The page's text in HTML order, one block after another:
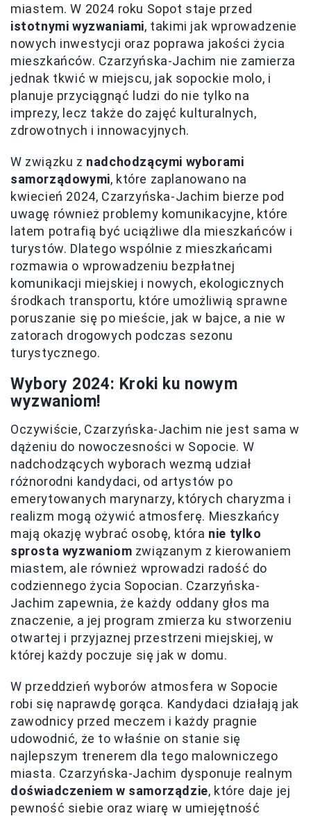
miastem. W 2024 roku Sopot staje przed
istotnymi wyzwaniami, takimi jak wprowadzenie
nowych inwestycji oraz poprawa jakości życia
mieszkańców. Czarzyńska-Jachim nie zamierza
jednak tkwić w miejscu, jak sopockie molo, i
planuje przyciągnąć ludzi do nie tylko na
imprezy, lecz także do zajęć kulturalnych,
zdrowotnych i innowacyjnych.
W związku z nadchodzącymi wyborami
samorządowymi, które zaplanowano na
kwiecień 2024, Czarzyńska-Jachim bierze pod
uwagę również problemy komunikacyjne, które
latem potrafią być uciążliwe dla mieszkańców i
turystów. Dlatego wspólnie z mieszkańcami
rozmawia o wprowadzeniu bezpłatnej
komunikacji miejskiej i nowych, ekologicznych
środkach transportu, które umożliwią sprawne
poruszanie się po mieście, jak w bajce, a nie w
zatorach drogowych podczas sezonu
turystycznego.
Wybory 2024: Kroki ku nowym
wyzwaniom!
Oczywiście, Czarzyńska-Jachim nie jest sama w
dążeniu do nowoczesności w Sopocie. W
nadchodzących wyborach wezmą udział
różnorodni kandydaci, od artystów po
emerytowanych marynarzy, których charyzma i
realizm mogą ożywić atmosferę. Mieszkańcy
mają okazję wybrać osobę, która nie tylko
sprosta wyzwaniom związanym z kierowaniem
miastem, ale również wprowadzi radość do
codziennego życia Sopocian. Czarzyńska-
Jachim zapewnia, że każdy oddany głos ma
znaczenie, a jej program zmierza ku stworzeniu
otwartej i przyjaznej przestrzeni miejskiej, w
której każdy poczuje się jak w domu.
W przeddzień wyborów atmosfera w Sopocie
robi się naprawdę gorąca. Kandydaci działają jak
zawodnicy przed meczem i każdy pragnie
udowodnić, że to właśnie on stanie się
najlepszym trenerem dla tego malowniczego
miasta. Czarzyńska-Jachim dysponuje realnym
doświadczeniem w samorządzie, które daje jej
pewność siebie oraz wiarę w umiejętność